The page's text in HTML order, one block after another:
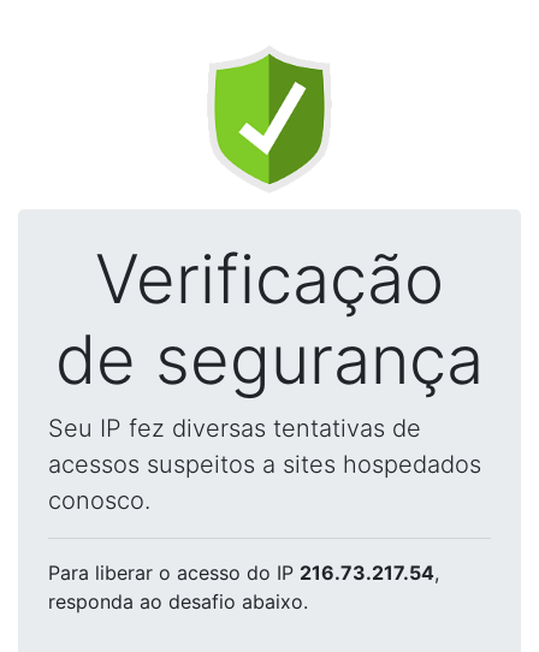
Verificação
de segurança
Seu IP fez diversas tentativas de
acessos suspeitos a sites hospedados
conosco.
Para liberar o acesso do IP 216.73.217.54,
responda ao desafio abaixo.